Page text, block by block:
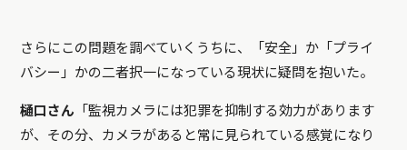
さらにこの問題を調べていくうちに、「安全」か「プライ
バシー」かの二者択一になっている現状に疑問を抱いた。
樋口さん 「監視カメラには犯罪を抑制する効力があります
が、その分、カメラがあると常に見られている感覚になり